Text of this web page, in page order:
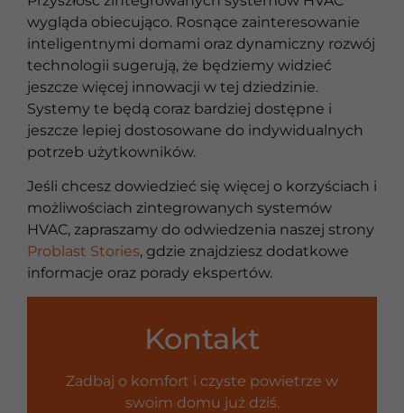
wygląda obiecująco. Rosnące zainteresowanie
inteligentnymi domami oraz dynamiczny rozwój
technologii sugerują, że będziemy widzieć
jeszcze więcej innowacji w tej dziedzinie.
Systemy te będą coraz bardziej dostępne i
jeszcze lepiej dostosowane do indywidualnych
potrzeb użytkowników.
Jeśli chcesz dowiedzieć się więcej o korzyściach i
możliwościach zintegrowanych systemów
HVAC, zapraszamy do odwiedzenia naszej strony
Problast Stories, gdzie znajdziesz dodatkowe
informacje oraz porady ekspertów.
Kontakt
Zadbaj o komfort i czyste powietrze w
swoim domu już dziś.